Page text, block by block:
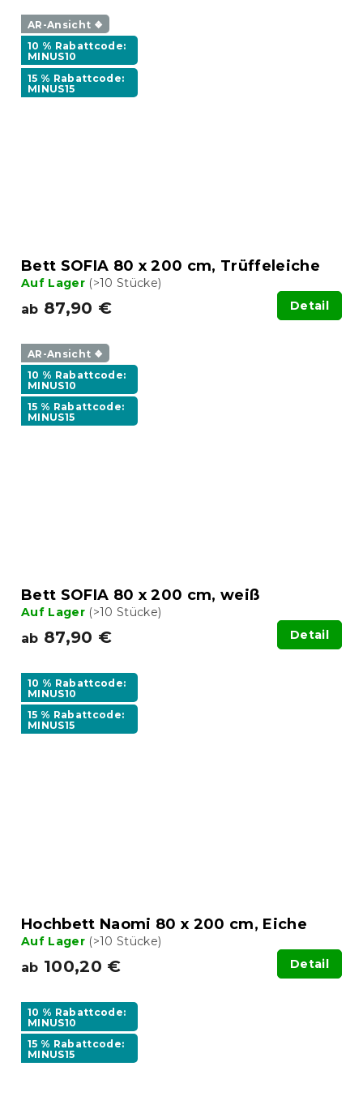
AR-Ansicht ❖
10 % Rabattcode:
MINUS10
15 % Rabattcode:
MINUS15
Bett SOFIA 80 x 200 cm, Trüffeleiche
Auf Lager (>10 Stücke)
ab 87,90 € Detail
AR-Ansicht ❖
10 % Rabattcode:
MINUS10
15 % Rabattcode:
MINUS15
Bett SOFIA 80 x 200 cm, weiß
Auf Lager (>10 Stücke)
ab 87,90 € Detail
10 % Rabattcode:
MINUS10
15 % Rabattcode:
MINUS15
Hochbett Naomi 80 x 200 cm, Eiche
Auf Lager (>10 Stücke)
ab 100,20 € Detail
10 % Rabattcode:
MINUS10
15 % Rabattcode:
MINUS15